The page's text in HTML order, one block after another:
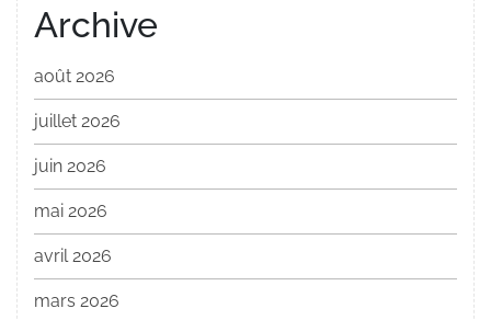
Archive
août 2026
juillet 2026
juin 2026
mai 2026
avril 2026
mars 2026